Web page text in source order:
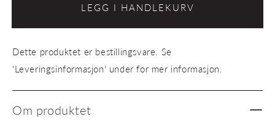
Halo
Halo
LEGG I HANDLEKURV
Dette produktet er bestillingsvare. Se
'Leveringsinformasjon' under for mer informasjon.
Om produktet